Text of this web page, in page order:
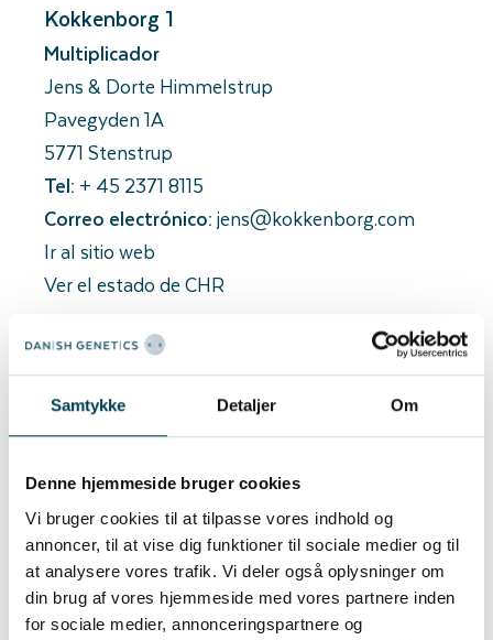
Samtykke Detaljer Om
Denne hjemmeside bruger cookies
Vi bruger cookies til at tilpasse vores indhold og
annoncer, til at vise dig funktioner til sociale medier og til
at analysere vores trafik. Vi deler også oplysninger om
din brug af vores hjemmeside med vores partnere inden
for sociale medier, annonceringspartnere og
Kokkenborg 1
Multiplicador
Jens & Dorte Himmelstrup
Pavegyden 1A
5771 Stenstrup
Tel: + 45 2371 8115
Correo electrónico:jens@kokkenborg.com
Ir al sitio web
Ver el estado de CHR
Jens og Dorte Himmelstrup har drevet
svineproduktion siden 1993, hvor de
erhvervede Slæbækgård.
opformeringsbesætning i nybyggede stalde,
der er udvidet i 2011 og 2019.
Kokkenborg råder dermed over et top-
moderne full-line anlæg, hvor nyeste